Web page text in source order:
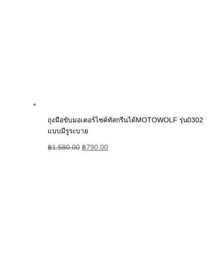
ถุงมือขับมอเตอร์ไซค์ทัสกรีนได้MOTOWOLF รุ่น0302
แบบมีรูระบาย
฿1,580.00 ฿790.00